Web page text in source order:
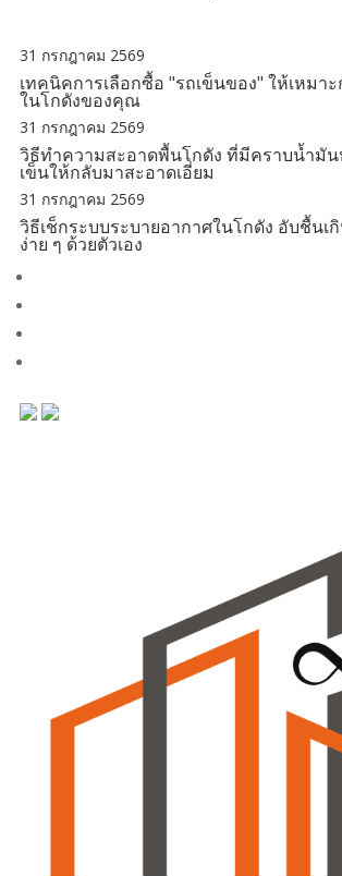
31 กรกฎาคม 2569
เทคนิคการเลือกซื้อ "รถเข็นของ" ให้เหมา
ในโกดังของคุณ
31 กรกฎาคม 2569
วิธีทำความสะอาดพื้นโกดัง ที่มีคราบน้ำมั
เข็นให้กลับมาสะอาดเอี่ยม
31 กรกฎาคม 2569
วิธีเช็กระบบระบายอากาศในโกดัง อับชื้นเ
ง่าย ๆ ด้วยตัวเอง